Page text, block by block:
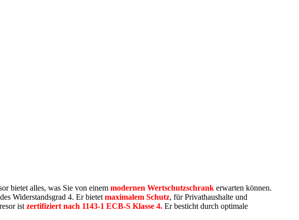
bietet alles, was Sie von einem modernen Wertschutzschrank erwarten können.
Widerstandsgrad 4. Er bietet maximalem Schutz, für Privathaushalte und
ist zertifiziert nach 1143-1 ECB-S Klasse 4. Er besticht durch optimale